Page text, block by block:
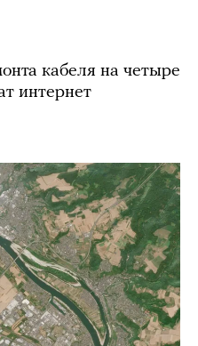
кабеля на четыре
интернет